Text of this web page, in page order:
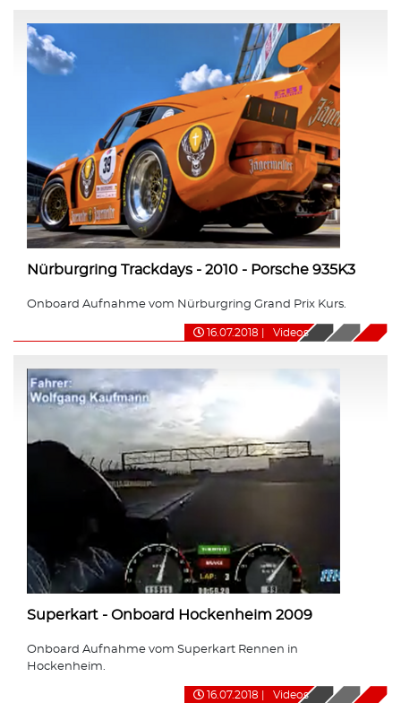
Nürburgring Trackdays - 2010 - Porsche 935K3
Onboard Aufnahme vom Nürburgring Grand Prix Kurs.
16.07.2018 Videos
Superkart - Onboard Hockenheim 2009
Onboard Aufnahme vom Superkart Rennen in
Hockenheim.
16.07.2018 Videos